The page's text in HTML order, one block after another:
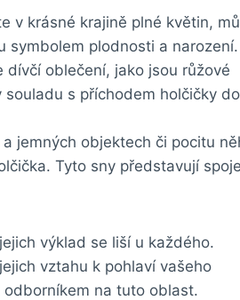
v krásné krajině ‌plné květin,
symbolem plodnosti a‌ narození.
dívčí‍ oblečení, jako jsou růžové
s příchodem holčičky do
jemných ‍objektech ⁣či pocitu
Tyto sny představují
výklad se liší u každého.
vztahu ‌k pohlaví vašeho
na tuto oblast.